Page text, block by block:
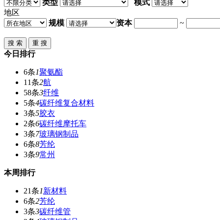
类型
模式
地区
规模
资本 ~
今日排行
6条1聚氨酯
11条2航
58条3纤维
5条4碳纤维复合材料
3条5胶衣
2条6碳纤维摩托车
3条7玻璃钢制品
6条8芳纶
3条9常州
本周排行
21条1新材料
6条2芳纶
3条3碳纤维管